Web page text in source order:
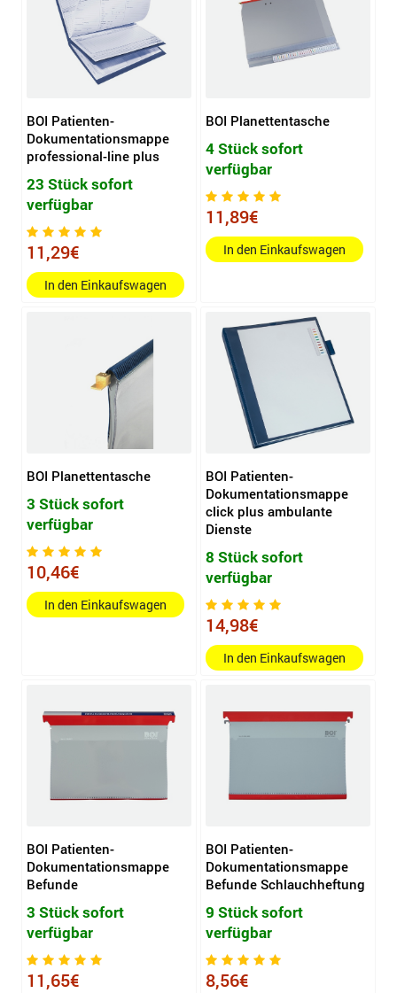
BOI Patienten-
Dokumentationsmappe
professional-line plus
23 Stück sofort
verfügbar
11,29€
In den Einkaufswagen
BOI Planettentasche
4 Stück sofort
verfügbar
11,89€
In den Einkaufswagen
BOI Planettentasche
3 Stück sofort
verfügbar
10,46€
In den Einkaufswagen
BOI Patienten-
Dokumentationsmappe
click plus ambulante
Dienste
8 Stück sofort
verfügbar
14,98€
In den Einkaufswagen
BOI Patienten-
Dokumentationsmappe
Befunde
3 Stück sofort
verfügbar
11,65€
BOI Patienten-
Dokumentationsmappe
Befunde Schlauchheftung
9 Stück sofort
verfügbar
8,56€